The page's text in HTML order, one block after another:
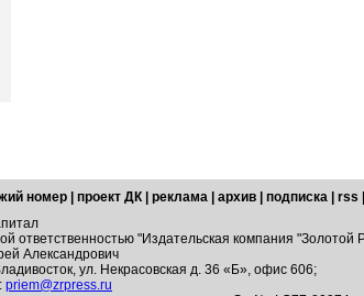
номер проект ДК реклама архив подписка rss
ответственностью "Издательская компания
Александрович
ул. Некрасовская д. 36 «Б», офис 606;
priem@zrpress.ru